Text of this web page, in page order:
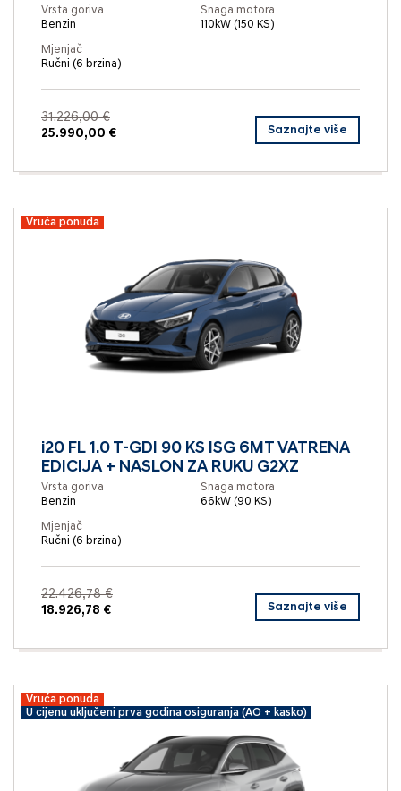
Vrsta goriva
Benzin
Snaga motora
110kW (150 KS)
Mjenjač
Ručni (6 brzina)
31.226,00 €
25.990,00 €
Saznajte više
Vruća ponuda
i20 FL 1.0 T-GDI 90 KS ISG 6MT VATRENA
EDICIJA + NASLON ZA RUKU G2XZ
Vrsta goriva
Benzin
Snaga motora
66kW (90 KS)
Mjenjač
Ručni (6 brzina)
22.426,78 €
18.926,78 €
Saznajte više
Vruća ponuda
U cijenu uključeni prva godina osiguranja (AO + kasko)